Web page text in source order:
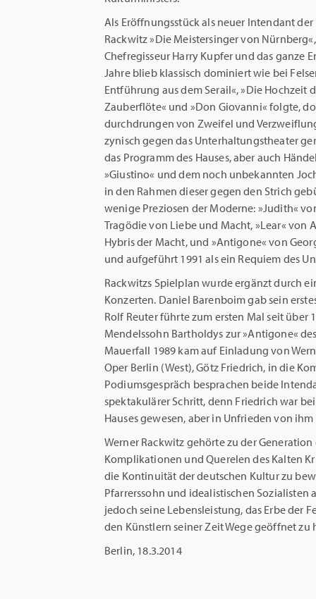
Als Eröffnungsstück als neuer Intendant
Rackwitz »Die Meistersinger von
Chefregisseur Harry Kupfer und das ganze
Jahre blieb klassisch dominiert wie bei
Entführung aus dem Serail«, »Die Hochzeit
Zauberflöte« und »Don Giovanni« folgte,
durchdrungen von Zweifel und
zynisch gegen das Unterhaltungstheater
das Programm des Hauses, aber auch
»Giustino« und dem noch unbekannten
in den Rahmen dieser gegen den Strich
wenige Preziosen der Moderne: »Judith«
Tragödie von Liebe und Macht, »Lear« von
Hybris der Macht, und »Antigone« von
und aufgeführt 1991 als ein Requiem des
Rackwitzs Spielplan wurde ergänzt durch
Konzerten. Daniel Barenboim gab sein
Rolf Reuter führte zum ersten Mal seit über
Mendelssohn Bartholdys zur »Antigone«
Mauerfall 1989 kam auf Einladung von
Oper Berlin (West), Götz Friedrich, in die
Podiumsgespräch besprachen beide
spektakulärer Schritt, denn Friedrich war
Hauses gewesen, aber in Unfrieden von
Werner Rackwitz gehörte zu der
Komplikationen und Querelen des Kalten
die Kontinuität der deutschen Kultur zu
Pfarrerssohn und idealistischen
jedoch seine Lebensleistung, das Erbe der
den Künstlern seiner Zeit Wege geöffnet zu
Berlin, 18.3.2014